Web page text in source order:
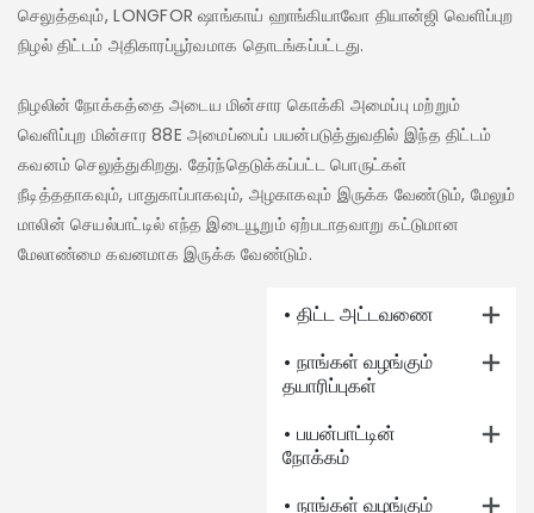
செலுத்தவும், LONGFOR ஷாங்காய் ஹாங்கியாவோ தியான்ஜி வெளிப்புற
நிழல் திட்டம் அதிகாரப்பூர்வமாக தொடங்கப்பட்டது.
நிழலின் நோக்கத்தை அடைய மின்சார கொக்கி அமைப்பு மற்றும்
வெளிப்புற மின்சார 88E அமைப்பைப் பயன்படுத்துவதில் இந்த திட்டம்
கவனம் செலுத்துகிறது. தேர்ந்தெடுக்கப்பட்ட பொருட்கள்
நீடித்ததாகவும், பாதுகாப்பாகவும், அழகாகவும் இருக்க வேண்டும், மேலும்
மாலின் செயல்பாட்டில் எந்த இடையூறும் ஏற்படாதவாறு கட்டுமான
மேலாண்மை கவனமாக இருக்க வேண்டும்.
• திட்ட அட்டவணை
• நாங்கள் வழங்கும்
தயாரிப்புகள்
• பயன்பாட்டின்
நோக்கம்
• நாங்கள் வழங்கும்